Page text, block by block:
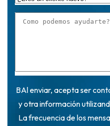
BAl enviar, acepta ser
y otra información
La frecuencia de los